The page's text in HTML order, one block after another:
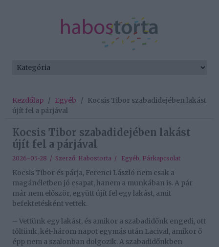
Kezdőlap / Egyéb / Kocsis Tibor szabadidejében lakást
újít fel a párjával
Kocsis Tibor szabadidejében lakást
újít fel a párjával
2026-05-28 / Szerző: Habostorta / Egyéb, Párkapcsolat
Kocsis Tibor és párja, Ferenci László nem csak a
magánéletben jó csapat, hanem a munkában is. A pár
már nem először, együtt újít fel egy lakást, amit
befektetésként vettek.
– Vettünk egy lakást, és amikor a szabadidőnk engedi, ott
töltünk, két-három napot egymás után Lacival, amikor ő
épp nem a szalonban dolgozik. A szabadidőnkben